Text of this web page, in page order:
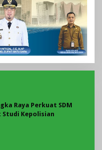
Raya Perkuat SDM
Studi Kepolisian